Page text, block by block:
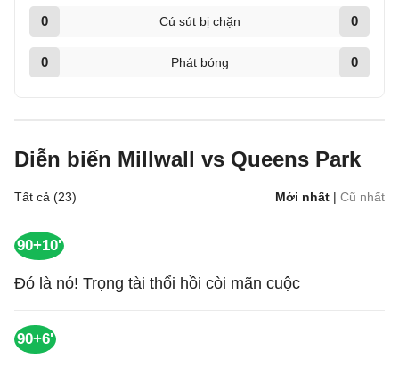
0 Cú sút bị chặn 0
0 Phát bóng 0
Diễn biến Millwall vs Queens Park
Tất cả (23) Mới nhất | Cũ nhất
90+10'
Đó là nó! Trọng tài thổi hồi còi mãn cuộc
90+6'